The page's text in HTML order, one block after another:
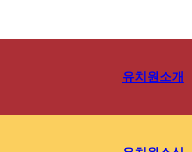
유치원소개